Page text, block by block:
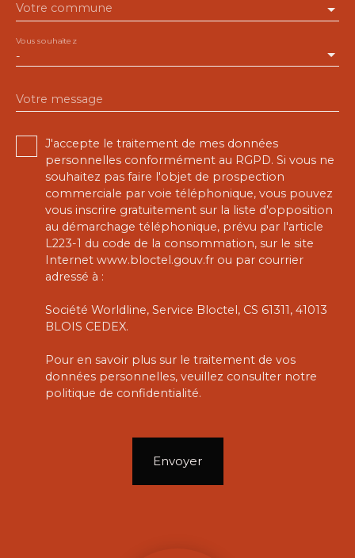
Votre commune
-
Vous souhaitez
Votre message
J'accepte le traitement de mes données
personnelles conformément au RGPD. Si vous ne
souhaitez pas faire l'objet de prospection
commerciale par voie téléphonique, vous pouvez
vous inscrire gratuitement sur la liste d'opposition
au démarchage téléphonique, prévu par l'article
L223-1 du code de la consommation, sur le site
Internet www.bloctel.gouv.fr ou par courrier
adressé à :
Société Worldline, Service Bloctel, CS 61311, 41013
BLOIS CEDEX.
Pour en savoir plus sur le traitement de vos
données personnelles, veuillez consulter notre
politique de confidentialité.
Envoyer